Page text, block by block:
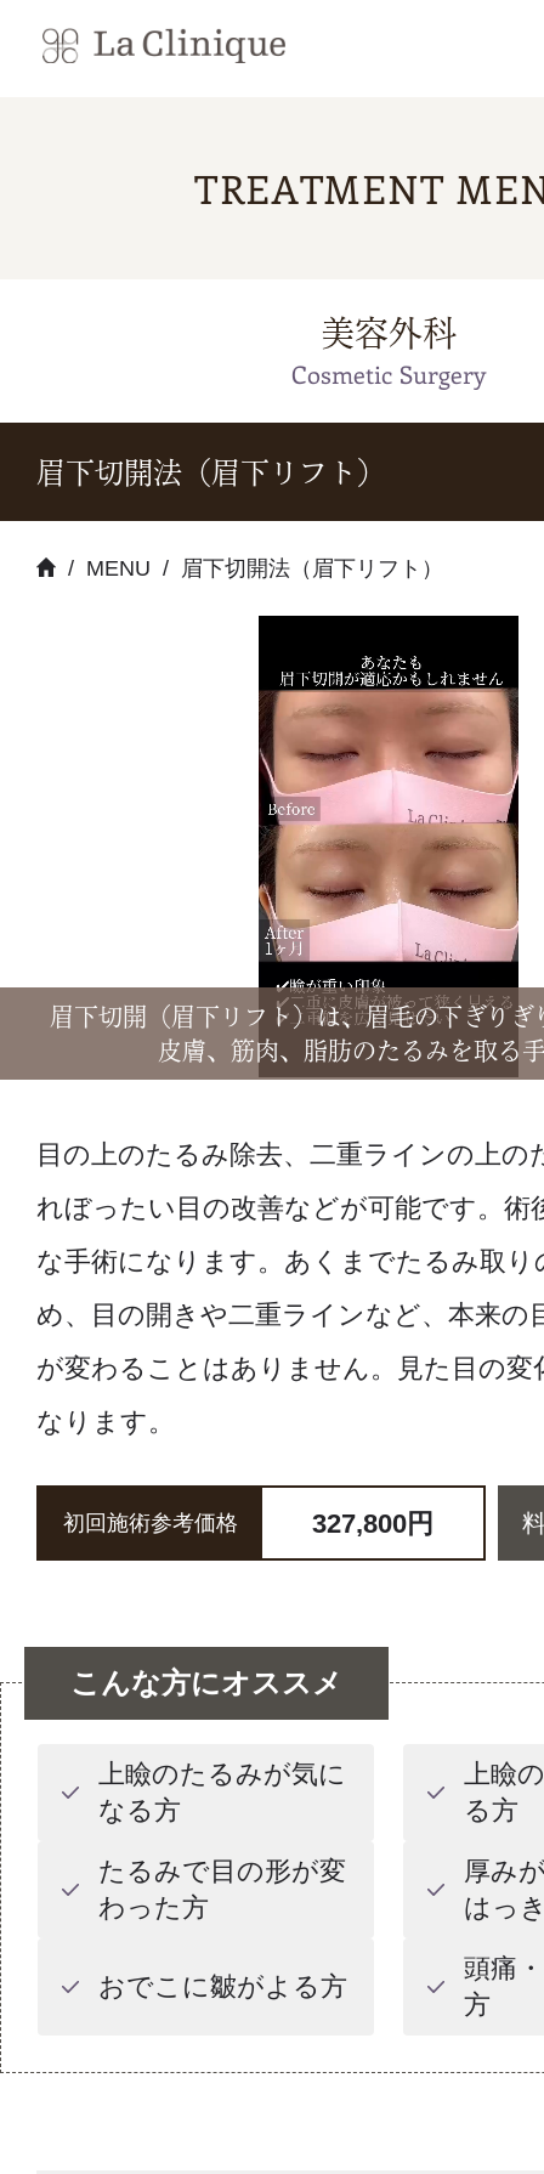
TREATMENT
美容外科
Cosmetic Surgery
眉下切開法（眉下リフト）
/ MENU / 眉下切開法（眉下リフト）
眉下切開（眉下リフト）は、眉毛の下ぎりぎ
皮膚、筋肉、脂肪のたるみを取る
目の上のたるみ除去、二重ラインの上の
れぼったい目の改善などが可能です。術
な手術になります。あくまでたるみ取り
め、目の開きや二重ラインなど、本来の
が変わることはありません。見た目の変
なります。
初回施術参考価格 327,800円
こんな方にオススメ
上瞼のたるみが気に
なる方
上瞼
る方
たるみで目の形が変
わった方
厚み
はっ
おでこに皺がよる方
頭痛
方